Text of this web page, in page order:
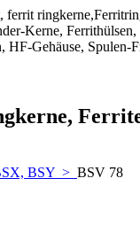
Kerne,
Gehäuse,
BSY > BSV 78